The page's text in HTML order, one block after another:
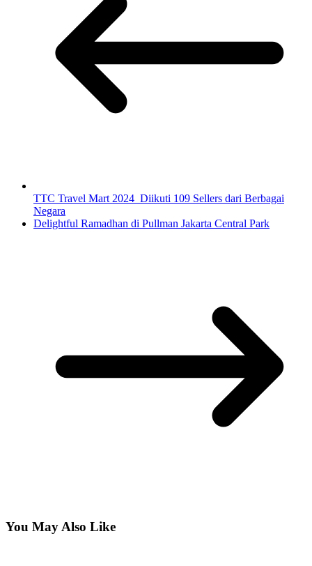
TTC Travel Mart 2024 Diikuti 109 Sellers dari Berbagai
Negara
Delightful Ramadhan di Pullman Jakarta Central Park
You May Also Like